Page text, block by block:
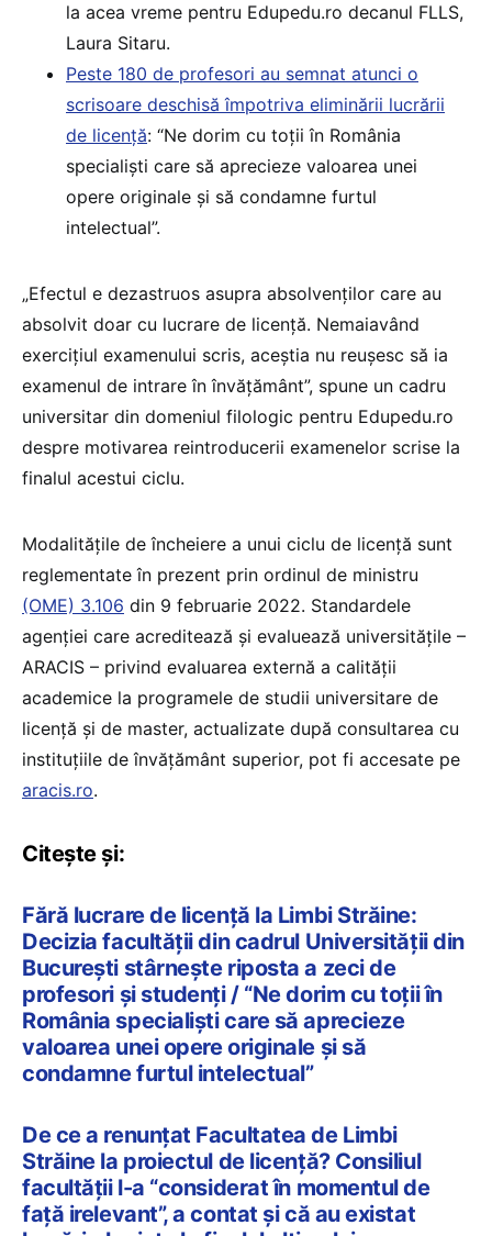
la acea vreme pentru Edupedu.ro decanul FLLS,
Laura Sitaru.
Peste 180 de profesori au semnat atunci o
scrisoare deschisă împotriva eliminării lucrării
de licență: “Ne dorim cu toții în România
specialiști care să aprecieze valoarea unei
opere originale și să condamne furtul
intelectual”.
„Efectul e dezastruos asupra absolvenților care au
absolvit doar cu lucrare de licență. Nemaiavând
exercițiul examenului scris, aceștia nu reușesc să ia
examenul de intrare în învățământ”, spune un cadru
universitar din domeniul filologic pentru Edupedu.ro
despre motivarea reintroducerii examenelor scrise la
finalul acestui ciclu.
Modalitățile de încheiere a unui ciclu de licență sunt
reglementate în prezent prin ordinul de ministru
(OME) 3.106 din 9 februarie 2022. Standardele
agenției care acreditează și evaluează universitățile –
ARACIS – privind evaluarea externă a calității
academice la programele de studii universitare de
licență și de master, actualizate după consultarea cu
instituțiile de învățământ superior, pot fi accesate pe
aracis.ro.
Citește și:
Fără lucrare de licență la Limbi Străine:
Decizia facultății din cadrul Universității din
București stârnește riposta a zeci de
profesori și studenți / “Ne dorim cu toții în
România specialiști care să aprecieze
valoarea unei opere originale și să
condamne furtul intelectual”
De ce a renunțat Facultatea de Limbi
Străine la proiectul de licență? Consiliul
facultății l-a “considerat în momentul de
față irelevant”, a contat și că au existat